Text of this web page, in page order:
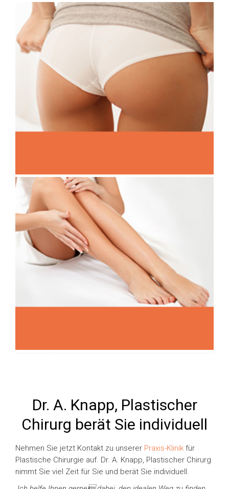
MOMMY-MAKEOVER
BRAZILIAN BUTT LIFT
Dr. A. Knapp, Plastischer
Chirurg berät Sie individuell
Nehmen Sie jetzt Kontakt zu unserer Praxis-Klinik für
Plastische Chirurgie auf. Dr. A. Knapp, Plastischer Chirurg
nimmt Sie viel Zeit für Sie und berät Sie individuell.